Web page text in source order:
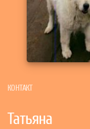
КОНТАКТ
Татьяна